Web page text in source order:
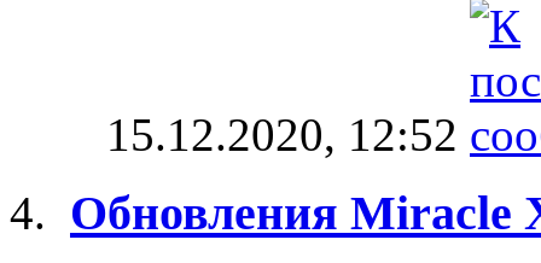
15.12.2020, 12:52
Обновления Miracle